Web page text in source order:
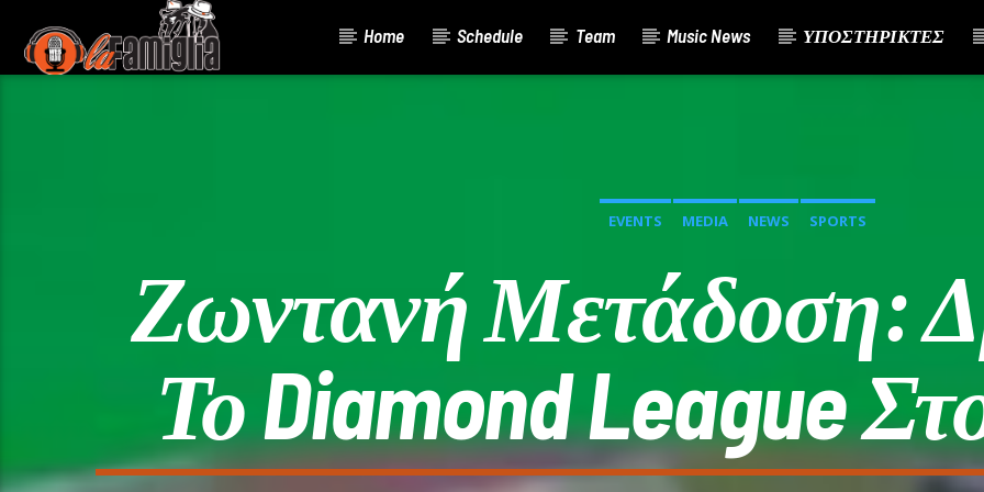
Home Schedule Team Music News ΥΠΟΣΤΗΡΙΚΤΕΣ
EVENTS MEDIA NEWS SPORTS
Ζωντανή Μετάδοση:
Το Diamond League